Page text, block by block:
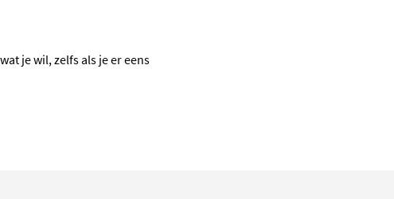
je wil, zelfs als je er eens